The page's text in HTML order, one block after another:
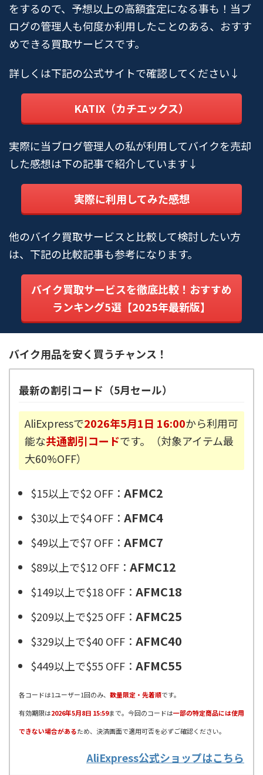
をするので、予想以上の高額査定になる事も！当ブ
ログの管理人も何度か利用したことのある、おすす
めできる買取サービスです。
詳しくは下記の公式サイトで確認してください↓
KATIX（カチエックス）
実際に当ブログ管理人の私が利用してバイクを売却
した感想は下の記事で紹介しています↓
実際に利用してみた感想
他のバイク買取サービスと比較して検討したい方
は、下記の比較記事も参考になります。
バイク買取サービスを徹底比較！おすすめ
ランキング5選【2025年最新版】
バイク用品を安く買うチャンス！
最新の割引コード（5月セール）
AliExpressで2026年5月1日 16:00から利用可
能な共通割引コードです。（対象アイテム最
大60%OFF）
$15以上で$2 OFF： AFMC2
$30以上で$4 OFF： AFMC4
$49以上で$7 OFF： AFMC7
$89以上で$12 OFF： AFMC12
$149以上で$18 OFF： AFMC18
$209以上で$25 OFF： AFMC25
$329以上で$40 OFF： AFMC40
$449以上で$55 OFF： AFMC55
各コードは1ユーザー1回のみ、 数量限定・先着順です。
有効期限は2026年5月8日 15:59まで。今回のコードは一部の特定商品には使用
できない場合があるため、決済画面で適用可否を必ずご確認ください。
AliExpress公式ショップはこちら